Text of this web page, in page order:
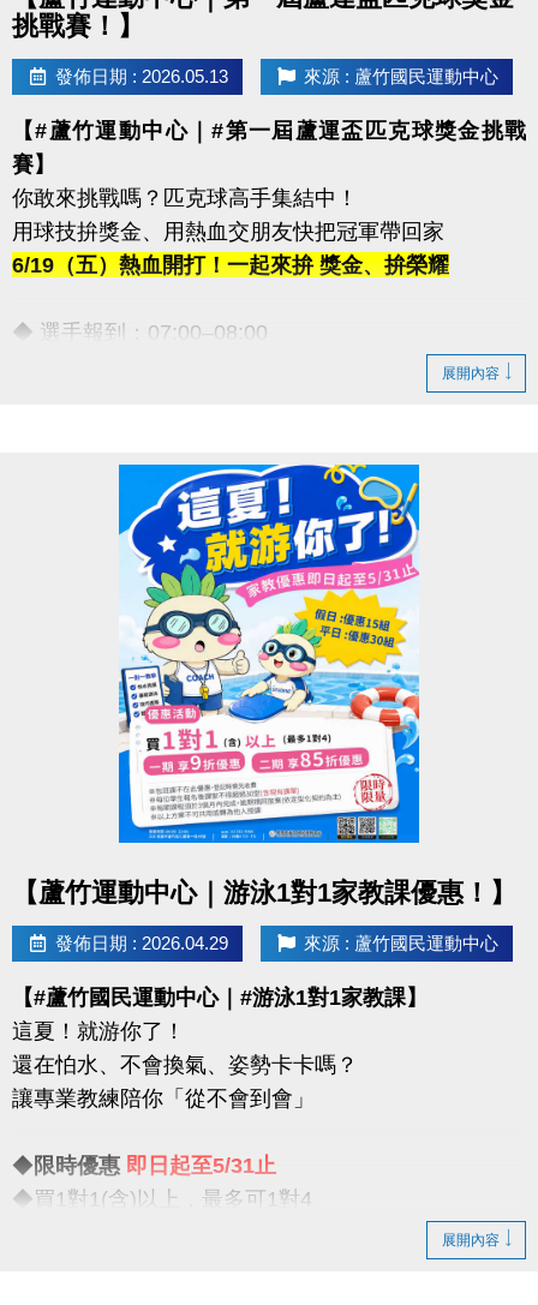
挑戰賽！】
發佈日期 : 2026.05.13 來源 : 蘆竹國民運動中心
【#蘆竹運動中心｜#第一屆蘆運盃匹克球獎金挑戰
賽】
你敢來挑戰嗎？匹克球高手集結中！
用球技拚獎金、用熱血交朋友快把冠軍帶回家
6/19（五）熱血開打！一起來拚 獎金、拚榮耀
◆ 選手報到：07:00–08:00
◆ 第一名｜5,000元
◆ 第二名｜3,000元
◆ 第三名｜2,000元
◆ 報名截止｜即日起至 6/12（五）21:30止
◆ 報名方式：1F 櫃台臨櫃報名
◆ 保證金：$100／隊
※報名請攜帶身分證影本或戶口名簿
----------------------------------------------------------------
【#賽程公告】
----------------------------------------------------------------
【#比賽組別】
◆ 壯年組（35－54歲）
◆ 樂齡組（55歲以上）
比賽項目：混合雙打（不限性別）
【#注意事項】
（一）報名請攜帶身分證為憑，若兩位選手年紀組別
展開內容
【蘆竹運動中心｜游泳1對1家教課優惠！】
發佈日期 : 2026.04.29 來源 : 蘆竹國民運動中心
【#蘆竹國民運動中心｜#游泳1對1家教課】
這夏！就游你了！
還在怕水、不會換氣、姿勢卡卡嗎？
讓專業教練陪你「從不會到會」
◆限時優惠 即日起至5/31止
◆買1對1(含)以上，最多可1對4
展開內容